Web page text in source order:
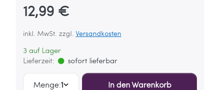
12,99 €
inkl. MwSt. zzgl. Versandkosten
3 auf Lager
Lieferzeit:
sofort lieferbar
Menge:1 In den Warenkorb